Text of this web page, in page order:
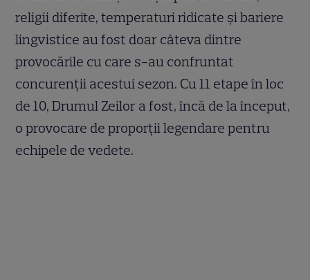
religii diferite, temperaturi ridicate și bariere
lingvistice au fost doar câteva dintre
provocările cu care s-au confruntat
concurenții acestui sezon. Cu 11 etape în loc
de 10, Drumul Zeilor a fost, încă de la început,
o provocare de proporții legendare pentru
echipele de vedete.